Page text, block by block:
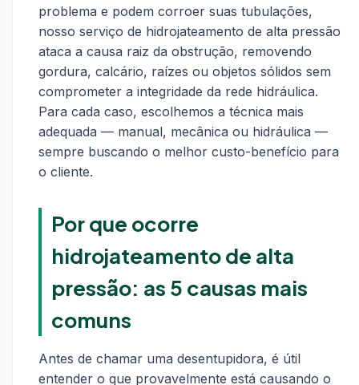
problema e podem corroer suas tubulações,
nosso serviço de hidrojateamento de alta pressão
ataca a causa raiz da obstrução, removendo
gordura, calcário, raízes ou objetos sólidos sem
comprometer a integridade da rede hidráulica.
Para cada caso, escolhemos a técnica mais
adequada — manual, mecânica ou hidráulica —
sempre buscando o melhor custo-benefício para
o cliente.
Por que ocorre
hidrojateamento de alta
pressão: as 5 causas mais
comuns
Antes de chamar uma desentupidora, é útil
entender o que provavelmente está causando o